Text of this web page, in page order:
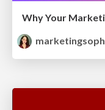
marketingsoph